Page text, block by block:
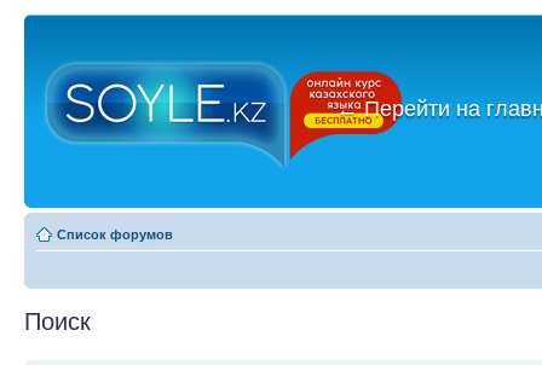
←Перейти на
Список форумов
Поиск